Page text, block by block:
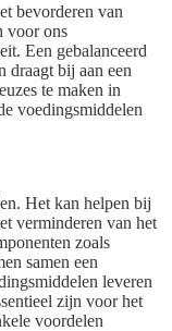
bevorderen van
voor ons
Een gebalanceerd
draagt bij aan een
te maken in
voedingsmiddelen
Het kan helpen bij
verminderen van het
zoals
samen een
leveren
zijn voor het
voordelen